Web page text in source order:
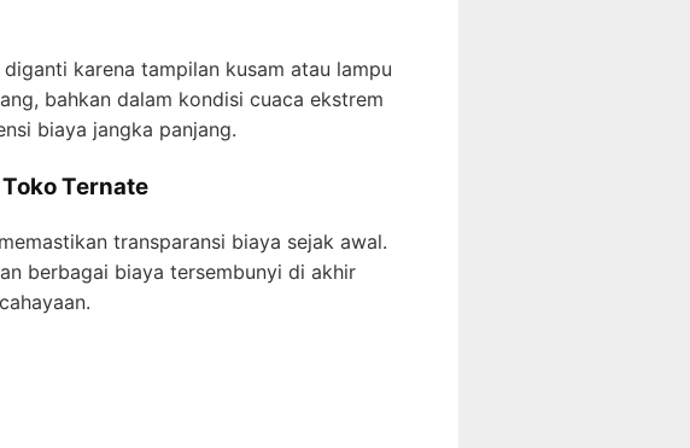
karena tampilan kusam atau lampu
bahkan dalam kondisi cuaca ekstrem
biaya jangka panjang.
Ternate
transparansi biaya sejak awal.
berbagai biaya tersembunyi di akhir